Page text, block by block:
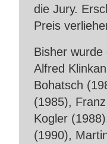
die Jury.
Preis
Bisher
Alfred
Bohatsch
(1985),
Kogler
(1990),